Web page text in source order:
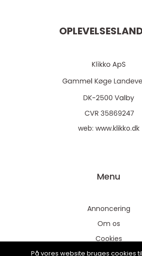
web: www.klikko.dk
Menu
Annoncering
Om os
Cookies
Kontakt os
På vores website bruges cookies